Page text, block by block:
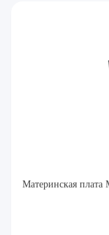
Материнская